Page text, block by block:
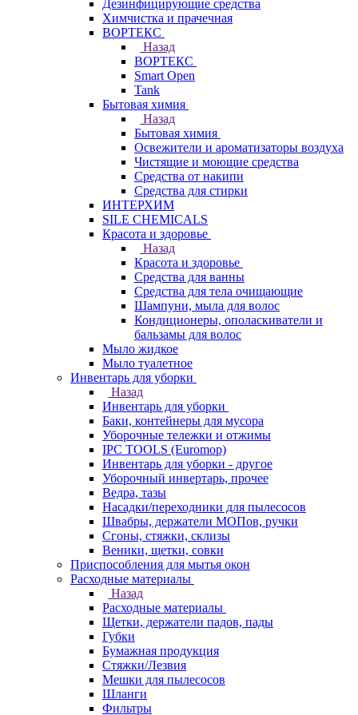
Дезинфицирующие средства
Химчистка и прачечная
ВОРТЕКС
Назад
ВОРТЕКС
Smart Open
Tank
Бытовая химия
Назад
Бытовая химия
Освежители и ароматизаторы воздуха
Чистящие и моющие средства
Средства от накипи
Средства для стирки
ИНТЕРХИМ
SILE CHEMICALS
Красота и здоровье
Назад
Красота и здоровье
Средства для ванны
Средства для тела очищающие
Шампуни, мыла для волос
Кондиционеры, ополаскиватели и
бальзамы для волос
Мыло жидкое
Мыло туалетное
Инвентарь для уборки
Назад
Инвентарь для уборки
Баки, контейнеры для мусора
Уборочные тележки и отжимы
IPC TOOLS (Euromop)
Инвентарь для уборки - другое
Уборочный инвертарь, прочее
Ведра, тазы
Насадки/переходники для пылесосов
Швабры, держатели МОПов, ручки
Сгоны, стяжки, склизы
Веники, щетки, совки
Приспособления для мытья окон
Расходные материалы
Назад
Расходные материалы
Щетки, держатели падов, пады
Губки
Бумажная продукция
Стяжки/Лезвия
Мешки для пылесосов
Шланги
Фильтры